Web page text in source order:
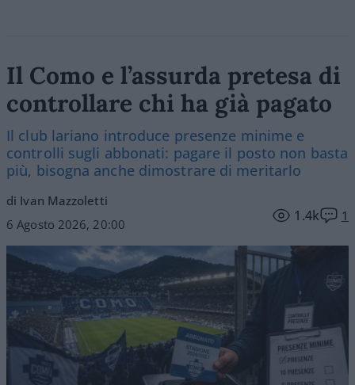
Il Como e l’assurda pretesa di
controllare chi ha già pagato
Il club lariano introduce presenze minime e
controlli sugli abbonati: pagare il posto non basta
più, bisogna anche dimostrare di meritarlo
di Ivan Mazzoletti
6 Agosto 2026, 20:00
1.4k 1